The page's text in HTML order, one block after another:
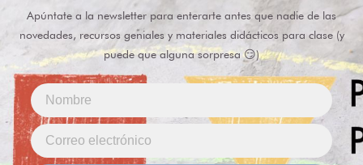
Apúntate a la newsletter para enterarte antes que nadie de las
novedades, recursos geniales y materiales didácticos para clase (y
puede que alguna sorpresa 😏)